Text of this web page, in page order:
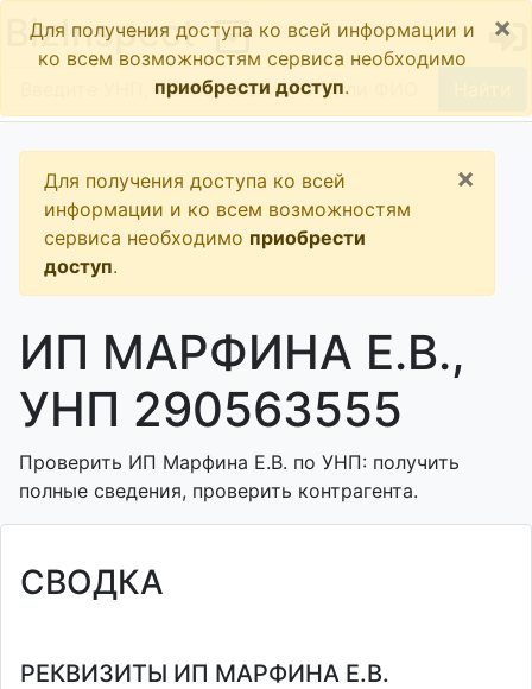
BizInspect
Для получения доступа ко всей информации и
ко всем возможностям сервиса необходимо
приобрести доступ.
×
Для получения доступа ко всей
информации и ко всем возможностям
сервиса необходимо приобрести
доступ.
×
ИП МАРФИНА Е.В.,
УНП 290563555
Проверить ИП Марфина Е.В. по УНП: получить
полные сведения, проверить контрагента.
СВОДКА
РЕКВИЗИТЫ ИП МАРФИНА Е.В.